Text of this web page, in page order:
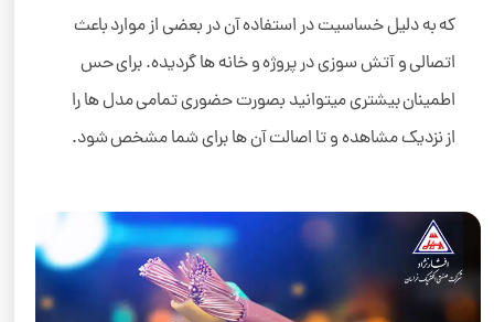
که به دلیل خساسیت در استفاده آن در بعضی از موارد باعث
اتصالی و آتش سوزی در پروژه و خانه ها گردیده. برای حس
اطمینان بیشتری میتوانید بصورت حضوری تمامی مدل ها را
از نزدیک مشاهده و تا اصالت آن ها برای شما مشخص شود.